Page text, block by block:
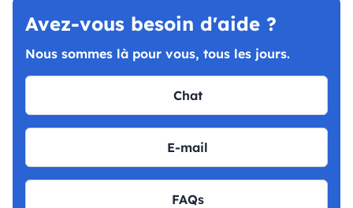
Avez-vous besoin d'aide ?
Nous sommes là pour vous, tous les jours.
Chat
E-mail
FAQs